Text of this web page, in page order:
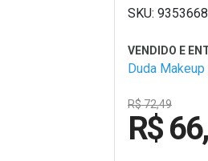
Duda Makeup
R$ 72,49
R$